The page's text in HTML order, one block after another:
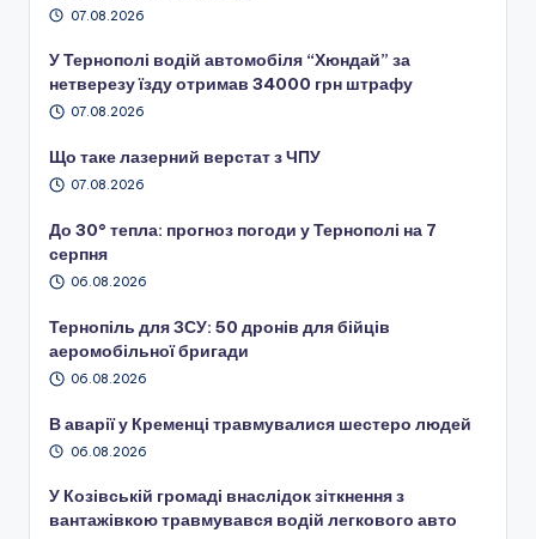
07.08.2026
У Тернополі водій автомобіля “Хюндай” за
нетверезу їзду отримав 34000 грн штрафу
07.08.2026
Що таке лазерний верстат з ЧПУ
07.08.2026
До 30° тепла: прогноз погоди у Тернополі на 7
серпня
06.08.2026
Тернопіль для ЗСУ: 50 дронів для бійців
аеромобільної бригади
06.08.2026
В аварії у Кременці травмувалися шестеро людей
06.08.2026
У Козівській громаді внаслідок зіткнення з
вантажівкою травмувався водій легкового авто